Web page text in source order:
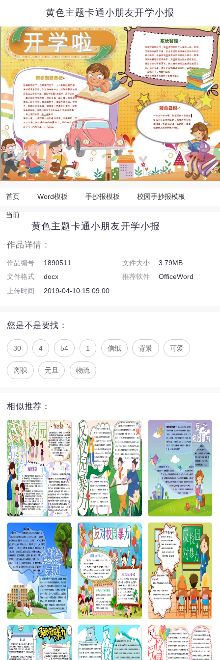
黄色主题卡通小朋友开学小报
首页 Word模板 手抄报模板 校园手抄报模板
当前
黄色主题卡通小朋友开学小报
作品详情：
作品编号 1890511 文件大小
3.79MB
文件格式
docx 推荐软件
OfficeWord
上传时间
2019-04-10 15:09:00
您是不是要找：
30 4 54 1 信纸 背景 可爱
离职 元旦 物流
相似推荐：